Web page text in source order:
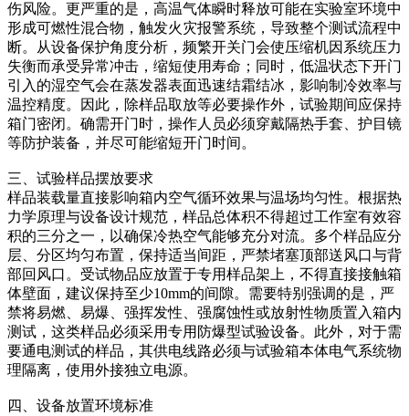
伤风险。更严重的是，高温气体瞬时释放可能在实验室环境中
形成可燃性混合物，触发火灾报警系统，导致整个测试流程中
断。从设备保护角度分析，频繁开关门会使压缩机因系统压力
失衡而承受异常冲击，缩短使用寿命；同时，低温状态下开门
引入的湿空气会在蒸发器表面迅速结霜结冰，影响制冷效率与
温控精度。因此，除样品取放等必要操作外，试验期间应保持
箱门密闭。确需开门时，操作人员必须穿戴隔热手套、护目镜
等防护装备，并尽可能缩短开门时间。
三、试验样品摆放要求
样品装载量直接影响箱内空气循环效果与温场均匀性。根据热
力学原理与设备设计规范，样品总体积不得超过工作室有效容
积的三分之一，以确保冷热空气能够充分对流。多个样品应分
层、分区均匀布置，保持适当间距，严禁堵塞顶部送风口与背
部回风口。受试物品应放置于专用样品架上，不得直接接触箱
体壁面，建议保持至少10mm的间隙。需要特别强调的是，严
禁将易燃、易爆、强挥发性、强腐蚀性或放射性物质置入箱内
测试，这类样品必须采用专用防爆型试验设备。此外，对于需
要通电测试的样品，其供电线路必须与试验箱本体电气系统物
理隔离，使用外接独立电源。
四、设备放置环境标准